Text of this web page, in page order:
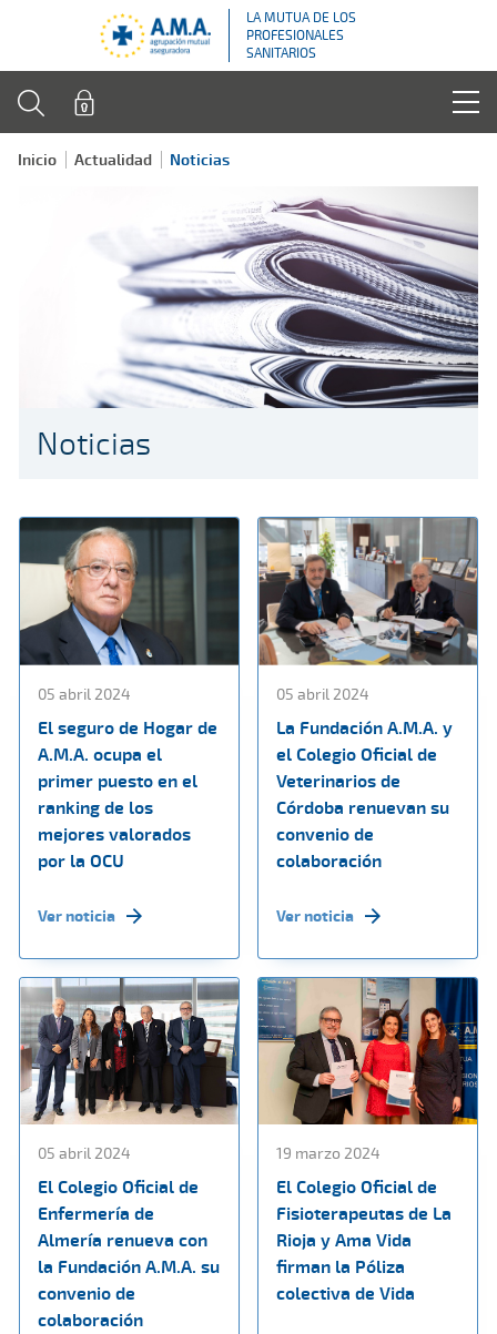
LA MUTUA DE LOS
PROFESIONALES
SANITARIOS
Inicio Actualidad Noticias
Noticias
05 abril 2024
El seguro de Hogar de
A.M.A. ocupa el
primer puesto en el
ranking de los
mejores valorados
por la OCU
Ver noticia
05 abril 2024
La Fundación A.M.A. y
el Colegio Oficial de
Veterinarios de
Córdoba renuevan su
convenio de
colaboración
Ver noticia
05 abril 2024
El Colegio Oficial de
Enfermería de
Almería renueva con
la Fundación A.M.A. su
convenio de
colaboración
19 marzo 2024
El Colegio Oficial de
Fisioterapeutas de La
Rioja y Ama Vida
firman la Póliza
colectiva de Vida